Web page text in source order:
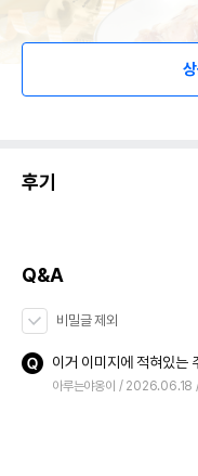
후기
Q&A
비밀글 제외
이거 이미지에 적혀있는
아루는야옹이 2026.06.18